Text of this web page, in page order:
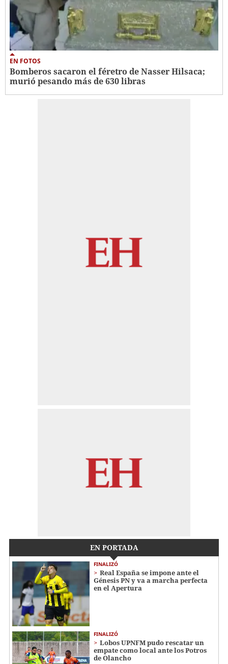
EN FOTOS
Bomberos sacaron el féretro de Nasser Hilsaca;
murió pesando más de 630 libras
EN PORTADA
FINALIZÓ
Real España se impone ante el
Génesis PN y va a marcha perfecta
en el Apertura
FINALIZÓ
Lobos UPNFM pudo rescatar un
empate como local ante los Potros
de Olancho